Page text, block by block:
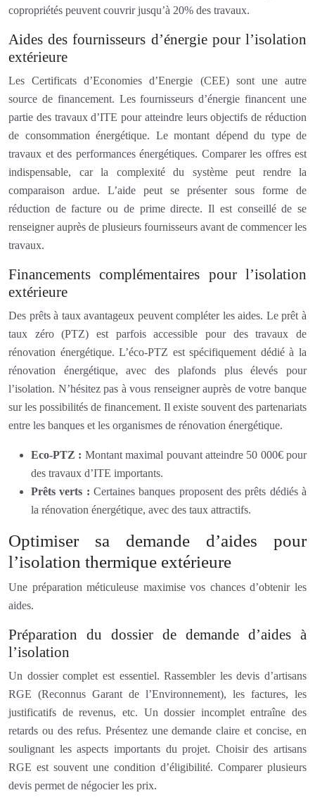
copropriétés peuvent couvrir jusqu’à 20% des travaux.
Aides des fournisseurs d’énergie pour l’isolation
extérieure
Les Certificats d’Economies d’Energie (CEE) sont une autre
source de financement. Les fournisseurs d’énergie financent une
partie des travaux d’ITE pour atteindre leurs objectifs de réduction
de consommation énergétique. Le montant dépend du type de
travaux et des performances énergétiques. Comparer les offres est
indispensable, car la complexité du système peut rendre la
comparaison ardue. L’aide peut se présenter sous forme de
réduction de facture ou de prime directe. Il est conseillé de se
renseigner auprès de plusieurs fournisseurs avant de commencer les
travaux.
Financements complémentaires pour l’isolation
extérieure
Des prêts à taux avantageux peuvent compléter les aides. Le prêt à
taux zéro (PTZ) est parfois accessible pour des travaux de
rénovation énergétique. L’éco-PTZ est spécifiquement dédié à la
rénovation énergétique, avec des plafonds plus élevés pour
l’isolation. N’hésitez pas à vous renseigner auprès de votre banque
sur les possibilités de financement. Il existe souvent des partenariats
entre les banques et les organismes de rénovation énergétique.
Eco-PTZ : Montant maximal pouvant atteindre 50 000€ pour
des travaux d’ITE importants.
Prêts verts : Certaines banques proposent des prêts dédiés à
la rénovation énergétique, avec des taux attractifs.
Optimiser sa demande d’aides pour
l’isolation thermique extérieure
Une préparation méticuleuse maximise vos chances d’obtenir les
aides.
Préparation du dossier de demande d’aides à
l’isolation
Un dossier complet est essentiel. Rassembler les devis d’artisans
RGE (Reconnus Garant de l’Environnement), les factures, les
justificatifs de revenus, etc. Un dossier incomplet entraîne des
retards ou des refus. Présentez une demande claire et concise, en
soulignant les aspects importants du projet. Choisir des artisans
RGE est souvent une condition d’éligibilité. Comparer plusieurs
devis permet de négocier les prix.